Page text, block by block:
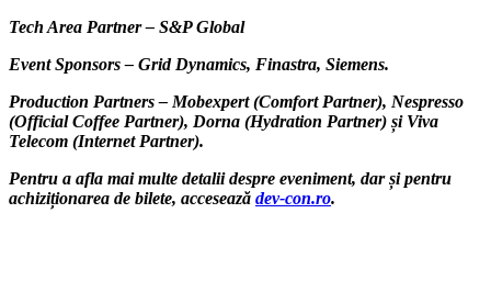
Tech Area Partner – S&P Global
Event Sponsors – Grid Dynamics, Finastra, Siemens.
Production Partners – Mobexpert(Comfort Partner), Nespresso
(Official Coffee Partner), Dorna (Hydration Partner) și Viva
Telecom (Internet Partner).
Pentru a afla mai multe detalii despre eveniment, dar și pentru
achiziționarea de bilete, accesează dev-con.ro.